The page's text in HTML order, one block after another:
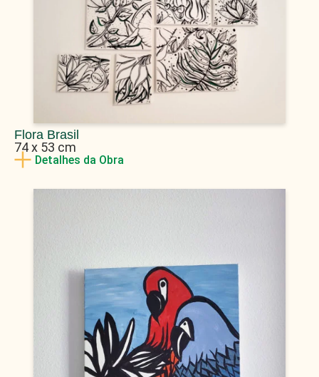
Flora Brasil
74 x 53 cm
Detalhes da Obra